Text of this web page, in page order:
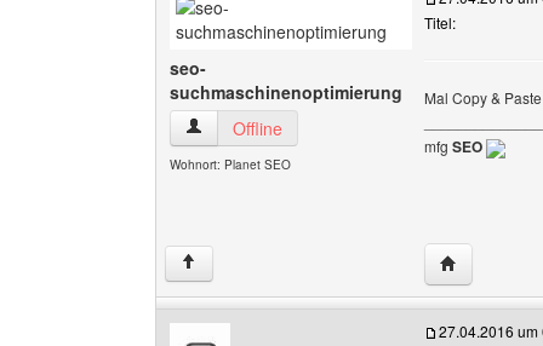
seo-
suchmaschinenoptimierung
seo-suchmaschinenoptimierung Benutzer-
Offline
Wohnort: Planet SEO
Titel:
Mal Copy &
mfg SEO
↑ Website
27.04.2016 um